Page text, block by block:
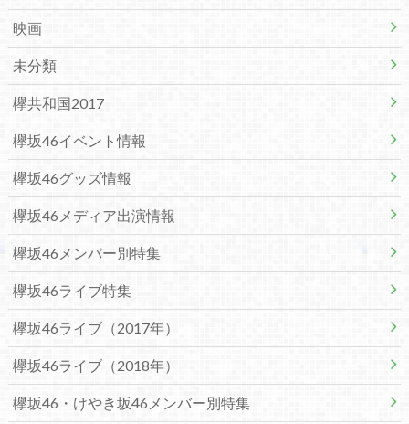
映画
未分類
欅共和国2017
欅坂46イベント情報
欅坂46グッズ情報
欅坂46メディア出演情報
欅坂46メンバー別特集
欅坂46ライブ特集
欅坂46ライブ（2017年）
欅坂46ライブ（2018年）
欅坂46・けやき坂46メンバー別特集